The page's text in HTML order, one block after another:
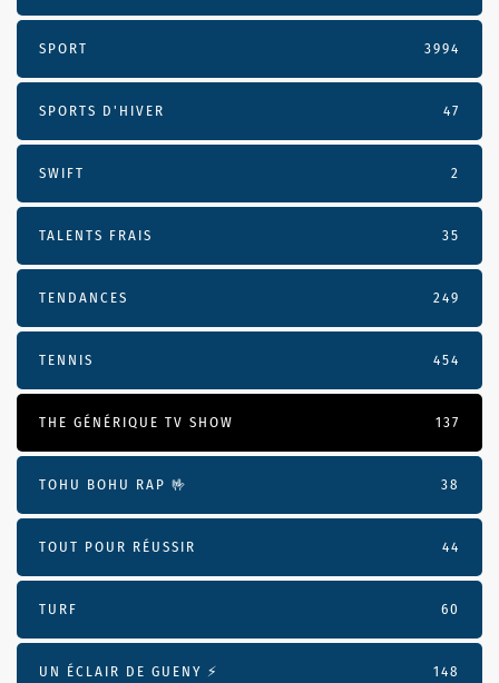
SPORT 3994
SPORTS D'HIVER 47
SWIFT 2
TALENTS FRAIS 35
TENDANCES 249
TENNIS 454
THE GÉNÉRIQUE TV SHOW 137
TOHU BOHU RAP 🤟 38
TOUT POUR RÉUSSIR 44
TURF 60
UN ÉCLAIR DE GUENY ⚡️ 148